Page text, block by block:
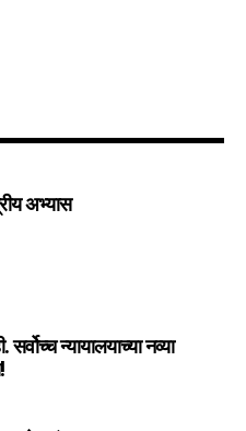
अभ्यास
न्यायालयाच्या नव्या